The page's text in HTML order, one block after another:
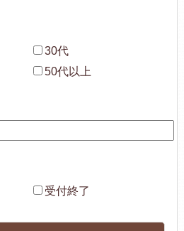
30代
50代以上
受付終了